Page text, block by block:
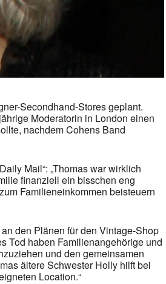
Secondhand-Stores geplant.
Moderatorin in London einen
nachdem Cohens Band
Mail“: „Thomas war wirklich
finanziell ein bisschen eng
Familieneinkommen beisteuern
den Plänen für den Vintage-Shop
Tod haben Familienangehörige und
und den gemeinsamen
ältere Schwester Holly hilft bei
Location.“